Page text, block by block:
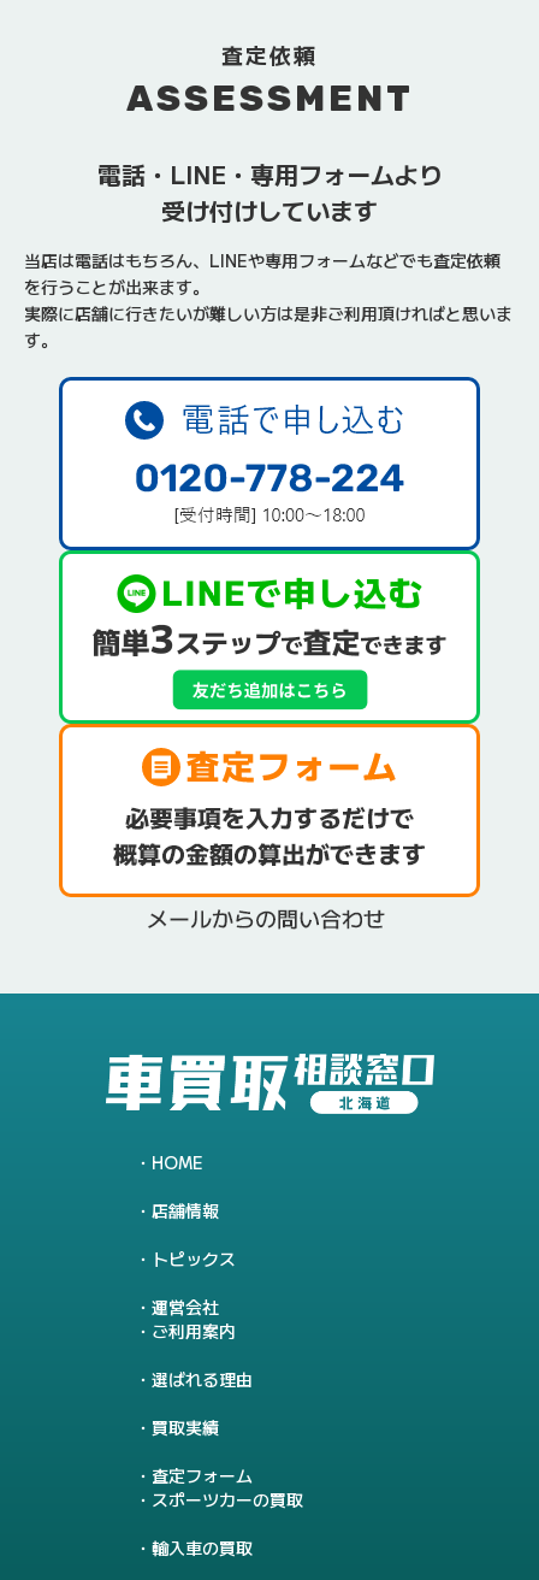
査定依頼
ASSESSMENT
電話・LINE・専用フォームより
受け付けしています
当店は電話はもちろん、LINEや専用フォームなどでも査定依頼
を行うことが出来ます。
実際に店舗に行きたいが難しい方は是非ご利用頂ければと思いま
す。
HOME
店舗情報
トピックス
運営会社
ご利用案内
選ばれる理由
買取実績
査定フォーム
スポーツカーの買取
輸入車の買取